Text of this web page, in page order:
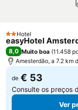
Hoofddorp center
Mercatorplein Metro
Madame Tussauds
2 Estrelas
Hotel
easyHotel
8,0 Muito boa (11.458
Amesterdão, a 7.2 km
de € 53
Consulte os preços
Ver